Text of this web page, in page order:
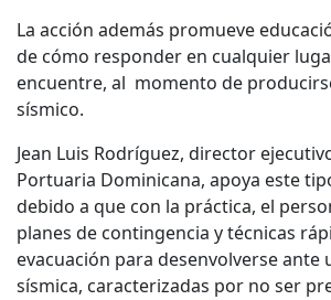
La acción además promueve
de cómo responder en cualquier
encuentre, al momento de
sísmico.
Jean Luis Rodríguez, director
Portuaria Dominicana, apoya este
debido a que con la práctica, el
planes de contingencia y técnicas
evacuación para desenvolverse ante
sísmica, caracterizadas por no ser